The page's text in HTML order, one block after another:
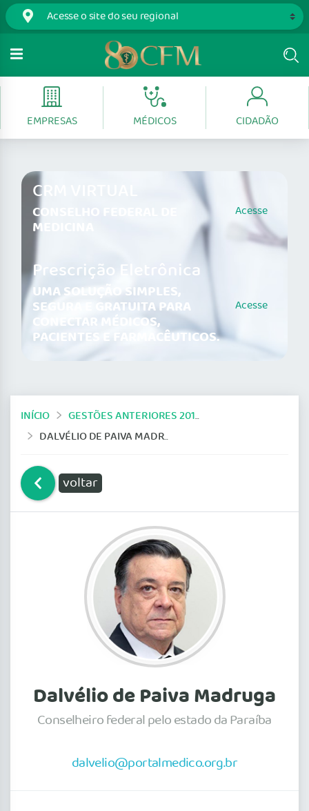
EMPRESAS MÉDICOS CIDADÃO
CRM VIRTUAL
CONSELHO FEDERAL DE
MEDICINA
Acesse
Prescrição Eletrônica
UMA SOLUÇÃO SIMPLES,
SEGURA E GRATUITA PARA
CONECTAR MÉDICOS,
PACIENTES E FARMACÊUTICOS.
Acesse
INÍCIO
GESTÕES ANTERIORES 2014-2019
DALVÉLIO DE PAIVA MADRUGA
voltar
Dalvélio de Paiva Madruga
Conselheiro federal pelo estado da Paraíba
dalvelio@portalmedico.org.br